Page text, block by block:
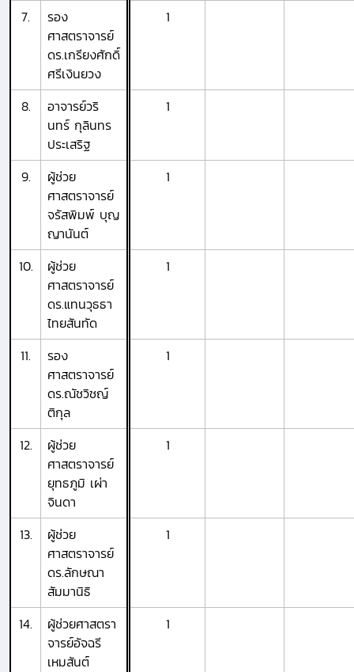
7.
รอง
ศาสตราจารย์
ดร.เกรียงศักดิ์
ศรีเงินยวง
1
8.
อาจารย์วริ
นทร์ กุลินทร
ประเสริฐ
1
9.
ผู้ช่วย
ศาสตราจารย์
จรัสพิมพ์ บุญ
ญานันต์
1
10.
ผู้ช่วย
ศาสตราจารย์
ดร.แทนวุธธา
ไทยสันทัด
1
11.
รอง
ศาสตราจารย์
ดร.ณัชวิชญ์
ติกุล
1
12.
ผู้ช่วย
ศาสตราจารย์
ยุทธภูมิ เผ่า
จินดา
1
13.
ผู้ช่วย
ศาสตราจารย์
ดร.ลักษณา
สัมมานิธิ
1
14.
ผู้ช่วยศาสตรา
จารย์อัจฉรี
เหมสันต์
1